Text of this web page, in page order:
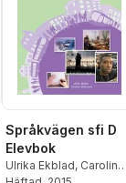
Språkvägen sfi D
Elevbok
Ulrika Ekblad, Caroline